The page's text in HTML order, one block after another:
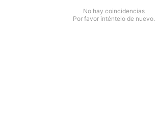
No hay coincidencias
Por favor inténtelo de nuevo.